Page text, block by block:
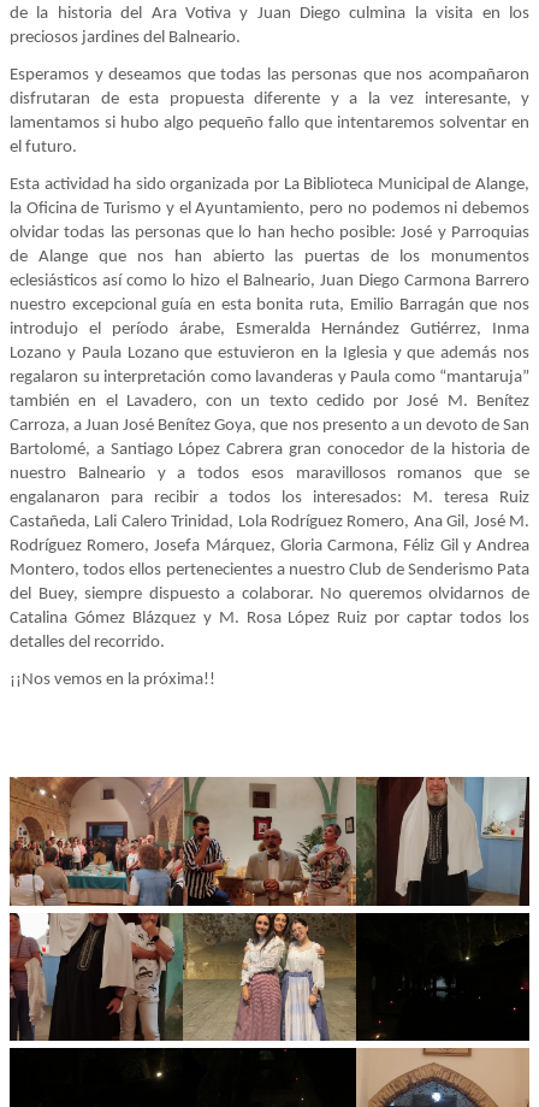
de la historia del Ara Votiva y Juan Diego culmina la visita en los
preciosos jardines del Balneario.
Esperamos y deseamos que todas las personas que nos acompañaron
disfrutaran de esta propuesta diferente y a la vez interesante, y
lamentamos si hubo algo pequeño fallo que intentaremos solventar en
el futuro.
Esta actividad ha sido organizada por La Biblioteca Municipal de Alange,
la Oficina de Turismo y el Ayuntamiento, pero no podemos ni debemos
olvidar todas las personas que lo han hecho posible: José y Parroquias
de Alange que nos han abierto las puertas de los monumentos
eclesiásticos así como lo hizo el Balneario, Juan Diego Carmona Barrero
nuestro excepcional guía en esta bonita ruta, Emilio Barragán que nos
introdujo el período árabe, Esmeralda Hernández Gutiérrez, Inma
Lozano y Paula Lozano que estuvieron en la Iglesia y que además nos
regalaron su interpretación como lavanderas y Paula como “mantaruja”
también en el Lavadero, con un texto cedido por José M. Benítez
Carroza, a Juan José Benítez Goya, que nos presento a un devoto de San
Bartolomé, a Santiago López Cabrera gran conocedor de la historia de
nuestro Balneario y a todos esos maravillosos romanos que se
engalanaron para recibir a todos los interesados: M. teresa Ruiz
Castañeda, Lali Calero Trinidad, Lola Rodríguez Romero, Ana Gil, José M.
Rodríguez Romero, Josefa Márquez, Gloria Carmona, Féliz Gil y Andrea
Montero, todos ellos pertenecientes a nuestro Club de Senderismo Pata
del Buey, siempre dispuesto a colaborar. No queremos olvidarnos de
Catalina Gómez Blázquez y M. Rosa López Ruiz por captar todos los
detalles del recorrido.
¡¡Nos vemos en la próxima!!